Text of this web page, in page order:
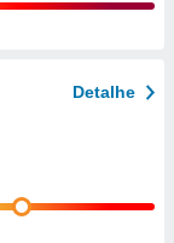
Detalhe